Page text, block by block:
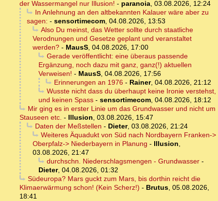
der Wassermangel nur Illusion! - paranoia, 03.08.2026, 12:24
In Anlehnung an den altbekannten Kalauer wäre aber zu
sagen: - sensortimecom, 04.08.2026, 13:53
Also Du meinst, das Wetter sollte durch staatliche
Verodnungen und Gesetze geplant und veranstaltet
werden? - MausS, 04.08.2026, 17:00
Gerade veröffentlicht: eine überaus passende
Ergänzung, noch dazu mit ganz, ganz(!) aktuellen
Verweisen! - MausS, 04.08.2026, 17:56
Erinnerungen an 1976- Rainer, 04.08.2026, 21:12
Wusste nicht dass du überhaupt keine Ironie verstehst,
und keinen Spass - sensortimecom, 04.08.2026, 18:12
Mir ging es in erster Linie um das Grundwasser und nicht um
Stauseen etc. - Illusion, 03.08.2026, 15:47
Daten der Meßstellen - Dieter, 03.08.2026, 21:24
Weiteres Äquadukt von Süd nach Nordbayern Franken->
Oberpfalz-> Niederbayern in Planung - Illusion,
03.08.2026, 21:47
durchschn. Niederschlagsmengen - Grundwasser-
Dieter, 04.08.2026, 01:32
Südeuropa? Mars guckt zum Mars, bis dorthin reicht die
Klimaerwärmung schon! (Kein Scherz!) - Brutus, 05.08.2026,
18:41